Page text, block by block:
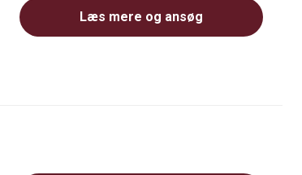
Læs mere og ansøg